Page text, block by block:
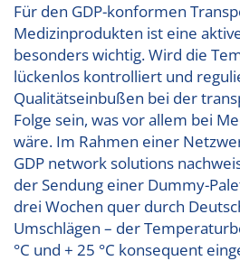
Für den GDP-konformen
Medizinprodukten ist eine
besonders wichtig. Wird die
lückenlos kontrolliert und
Qualitätseinbußen bei der
Folge sein, was vor allem bei
wäre. Im Rahmen einer
GDP network solutions
der Sendung einer Dummy-
drei Wochen quer durch
Umschlägen – der
°C und + 25 °C konsequent